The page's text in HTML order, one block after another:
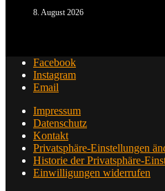
8. August 2026
Facebook
Instagram
Email
Impressum
Datenschutz
Kontakt
Privatsphäre-Einstellungen
Historie der Privatsphäre-
Einwilligungen widerrufen